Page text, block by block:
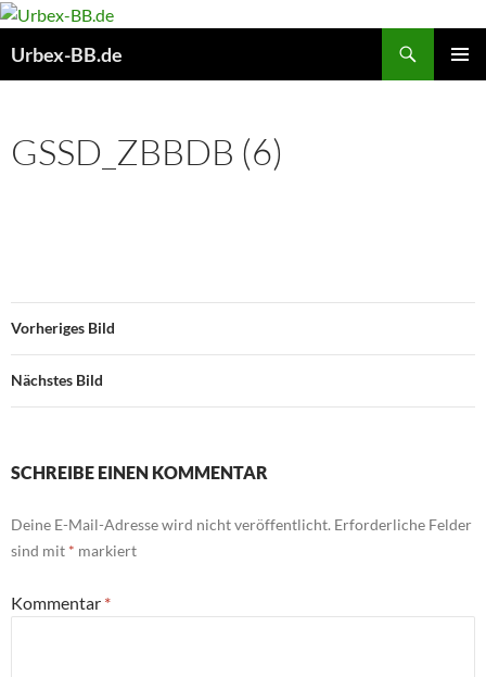
Urbex-BB.de
GSSD_ZBBDB (6)
Vorheriges Bild
Nächstes Bild
SCHREIBE EINEN KOMMENTAR
Deine E-Mail-Adresse wird nicht veröffentlicht. Erforderliche Felder
sind mit * markiert
Kommentar *